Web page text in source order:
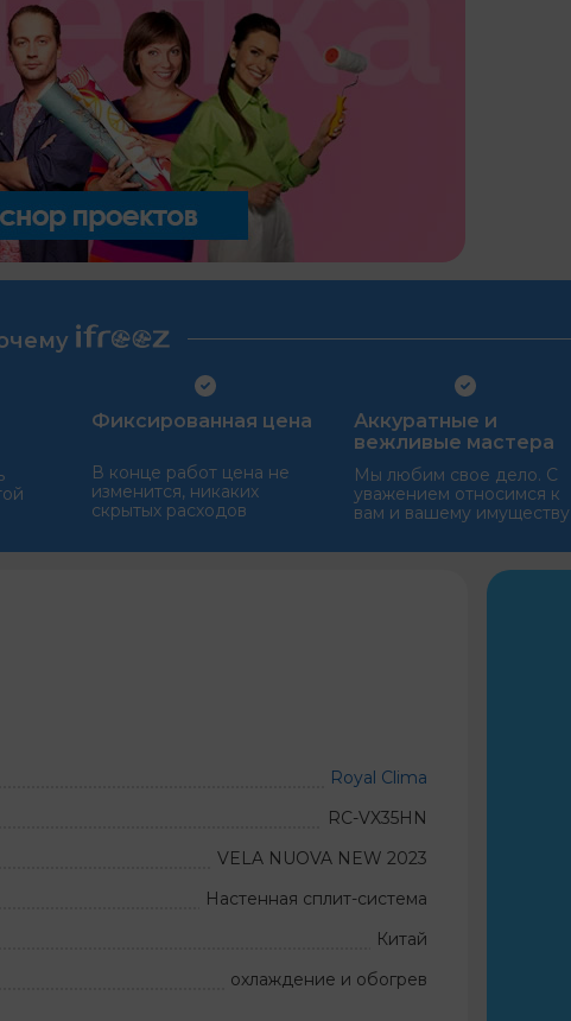
Фиксированная цена
В конце работ цена не
изменится, никаких
скрытых расходов
Аккуратные и
вежливые мастера
Мы любим свое дело. С
уважением относимся к
вам и вашему имуществу
Royal Clima
RC-VX35HN
VELA NUOVA NEW 2023
Настенная сплит-система
Китай
охлаждение и обогрев